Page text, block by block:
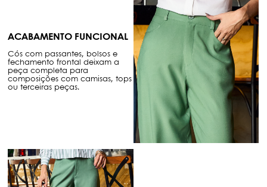
ACABAMENTO FUNCIONAL
Cós com passantes, bolsos e
fechamento frontal deixam a
peça completa para
composições com camisas, tops
ou terceiras peças.